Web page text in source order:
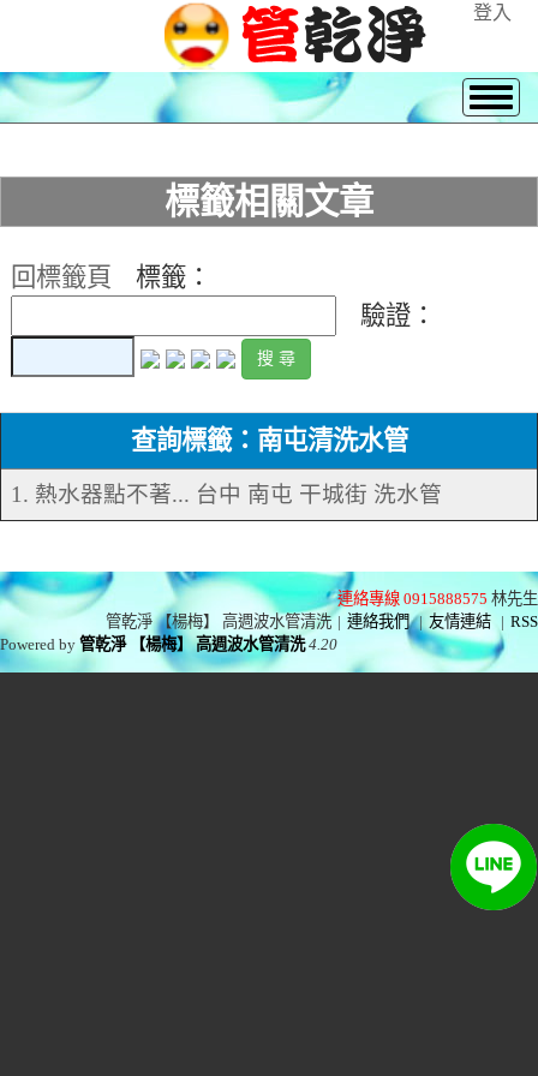
登入
標籤相關文章
回標籤頁
標籤：
驗證：
查詢標籤：南屯清洗水管
1. 熱水器點不著... 台中 南屯 干城街 洗水管
連絡專線 0915888575 林先生
管乾淨 【楊梅】 高週波水管清洗 | 連絡我們 | 友情連結 | RSS
Powered by管乾淨 【楊梅】 高週波水管清洗 4.20